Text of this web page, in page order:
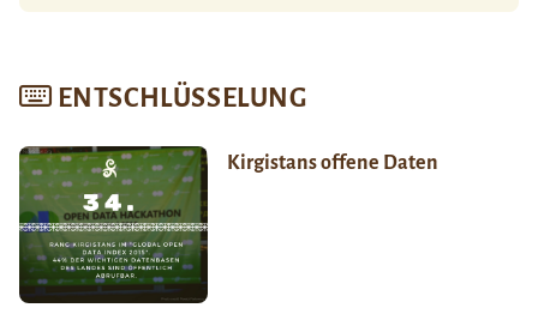
ENTSCHLÜSSELUNG
Kirgistans offene Daten